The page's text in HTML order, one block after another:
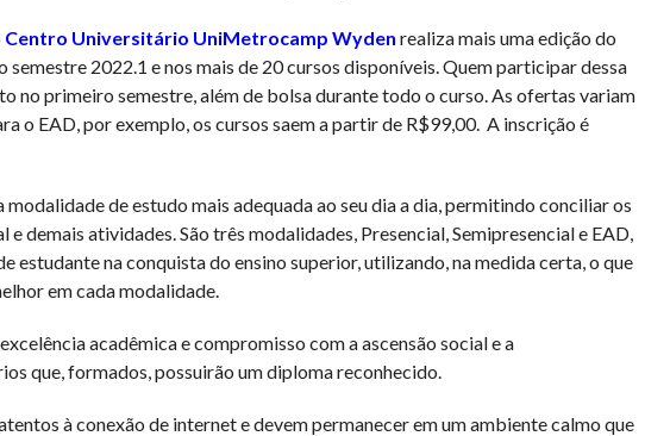
Centro Universitário UniMetrocamp Wyden realiza mais uma edição do
semestre 2022.1 e nos mais de 20 cursos disponíveis. Quem participar dessa
no primeiro semestre, além de bolsa durante todo o curso. As ofertas variam
o EAD, por exemplo, os cursos saem a partir de R$99,00. A inscrição é
de estudo mais adequada ao seu dia a dia, permitindo conciliar os
demais atividades. São três modalidades, Presencial, Semipresencial e EAD,
estudante na conquista do ensino superior, utilizando, na medida certa, o que
em cada modalidade.
acadêmica e compromisso com a ascensão social e a
que, formados, possuirão um diploma reconhecido.
à conexão de internet e devem permanecer em um ambiente calmo que